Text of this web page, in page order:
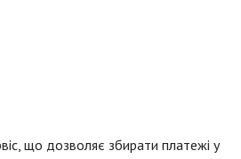
що дозволяє збирати платежі у